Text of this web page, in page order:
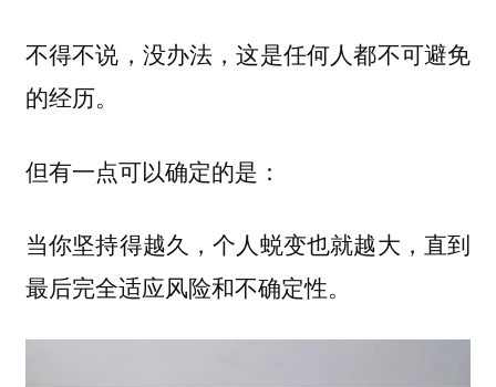
不得不说，没办法，这是任何人都不可避免
的经历。
但有一点可以确定的是：
当你坚持得越久，个人蜕变也就越大，直到
最后完全适应风险和不确定性。